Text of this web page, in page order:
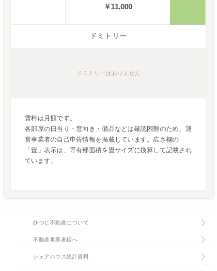
￥11,000
ドミトリー
ドミトリーはありません
賃料は月額です。
各部屋の日当り・窓向き・備品などは確認困難のため、運
営事業者の自己申告情報を掲載しています。広さ欄の
「畳」表示は、専有部面積を畳サイズに換算して記載され
ています。
ひつじ不動産について
不動産事業者様へ
シェアハウス統計資料